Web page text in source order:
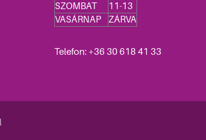
SZOMBAT
11-13
VASÁRNAP
ZÁRVA
Telefon: +36 30 618 41 33